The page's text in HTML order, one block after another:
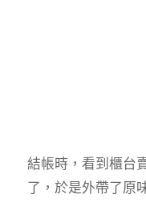
結帳時，看到櫃台
了，於是外帶了原